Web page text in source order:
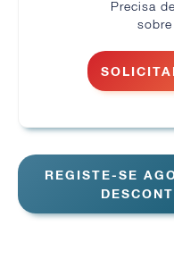
Precisa
REGISTE-SE